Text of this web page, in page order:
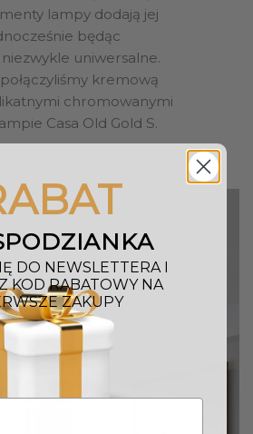
lampy dodają jej
będąc
uniwersalne.
kremową
chromowanymi
Casa Old Gold S.
DO NEWSLETTERA I
KOD RABATOWY NA
ZAKUPY